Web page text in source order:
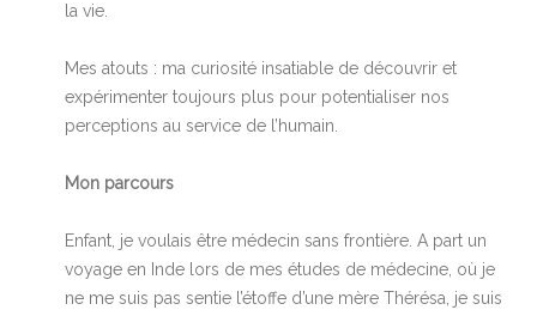
la vie.
Mes atouts : ma curiosité insatiable de découvrir et
expérimenter toujours plus pour potentialiser nos
perceptions au service de l’humain.
Mon parcours
Enfant, je voulais être médecin sans frontière. A part un
voyage en Inde lors de mes études de médecine, où je
ne me suis pas sentie l’étoffe d’une mère Thérésa, je suis